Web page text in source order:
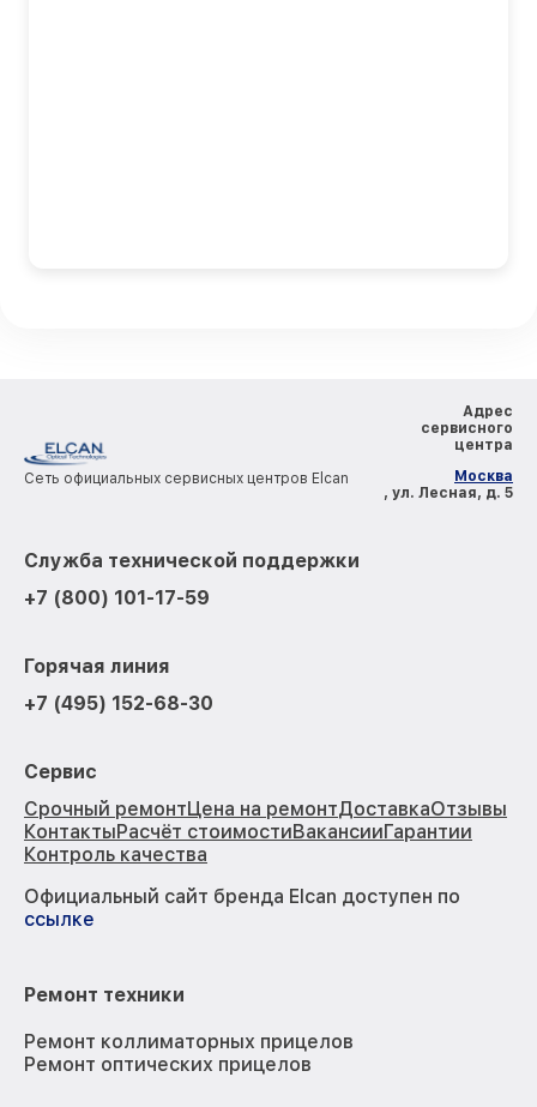
Сеть официальных сервисных центров Elcan
Адрес
сервисного
центра
Москва
, ул. Лесная, д. 5
Служба технической поддержки
+7 (800) 101-17-59
Горячая линия
+7 (495) 152-68-30
Сервис
Срочный ремонтЦена на ремонтДоставкаОтзывы
КонтактыРасчёт стоимостиВакансииГарантии
Контроль качества
Официальный сайт бренда Elcan доступен по
ссылке
Ремонт техники
Ремонт коллиматорных прицелов
Ремонт оптических прицелов